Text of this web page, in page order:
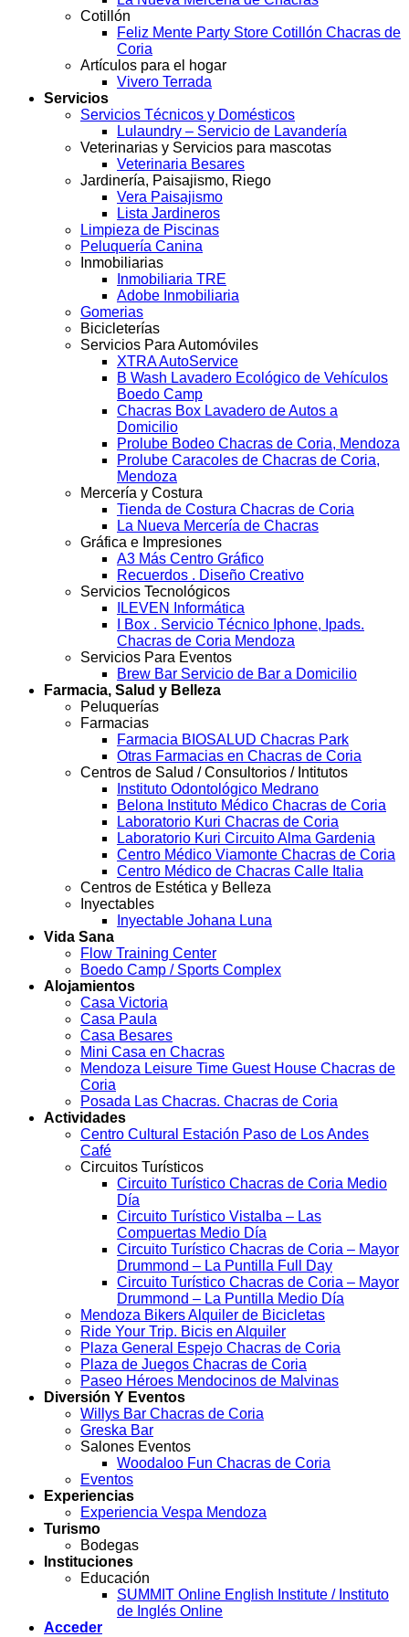
Cotillón
Feliz Mente Party Store Cotillón Chacras de
Coria
Artículos para el hogar
Vivero Terrada
Servicios
Servicios Técnicos y Domésticos
Lulaundry – Servicio de Lavandería
Veterinarias y Servicios para mascotas
Veterinaria Besares
Jardinería, Paisajismo, Riego
Vera Paisajismo
Lista Jardineros
Limpieza de Piscinas
Peluquería Canina
Inmobiliarias
Inmobiliaria TRE
Adobe Inmobiliaria
Gomerias
Bicicleterías
Servicios Para Automóviles
XTRA AutoService
B Wash Lavadero Ecológico de Vehículos
Boedo Camp
Chacras Box Lavadero de Autos a
Domicilio
Prolube Bodeo Chacras de Coria, Mendoza
Prolube Caracoles de Chacras de Coria,
Mendoza
Mercería y Costura
Tienda de Costura Chacras de Coria
La Nueva Mercería de Chacras
Gráfica e Impresiones
A3 Más Centro Gráfico
Recuerdos . Diseño Creativo
Servicios Tecnológicos
ILEVEN Informática
I Box . Servicio Técnico Iphone, Ipads.
Chacras de Coria Mendoza
Servicios Para Eventos
Brew Bar Servicio de Bar a Domicilio
Farmacia, Salud y Belleza
Peluquerías
Farmacias
Farmacia BIOSALUD Chacras Park
Otras Farmacias en Chacras de Coria
Centros de Salud / Consultorios / Intitutos
Instituto Odontológico Medrano
Belona Instituto Médico Chacras de Coria
Laboratorio Kuri Chacras de Coria
Laboratorio Kuri Circuito Alma Gardenia
Centro Médico Viamonte Chacras de Coria
Centro Médico de Chacras Calle Italia
Centros de Estética y Belleza
Inyectables
Inyectable Johana Luna
Vida Sana
Flow Training Center
Boedo Camp / Sports Complex
Alojamientos
Casa Victoria
Casa Paula
Casa Besares
Mini Casa en Chacras
Mendoza Leisure Time Guest House Chacras de
Coria
Posada Las Chacras. Chacras de Coria
Actividades
Centro Cultural Estación Paso de Los Andes
Café
Circuitos Turísticos
Circuito Turístico Chacras de Coria Medio
Día
Circuito Turístico Vistalba – Las
Compuertas Medio Día
Circuito Turístico Chacras de Coria – Mayor
Drummond – La Puntilla Full Day
Circuito Turístico Chacras de Coria – Mayor
Drummond – La Puntilla Medio Día
Mendoza Bikers Alquiler de Bicicletas
Ride Your Trip. Bicis en Alquiler
Plaza General Espejo Chacras de Coria
Plaza de Juegos Chacras de Coria
Paseo Héroes Mendocinos de Malvinas
Diversión Y Eventos
Willys Bar Chacras de Coria
Greska Bar
Salones Eventos
Woodaloo Fun Chacras de Coria
Eventos
Experiencias
Experiencia Vespa Mendoza
Turismo
Bodegas
Instituciones
Educación
SUMMIT Online English Institute / Instituto
de Inglés Online
Acceder